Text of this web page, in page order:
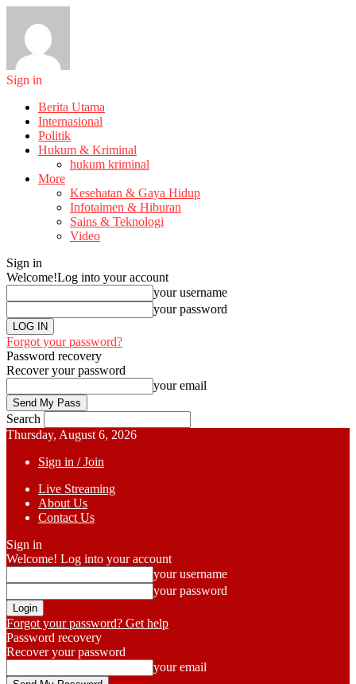
Sign in
Berita Utama
Internasional
Politik
Hukum & Kriminal
hukum kriminal
More
Kesehatan & Gaya Hidup
Infotaimen & Hiburan
Sains & Teknologi
Video
Sign in
Welcome!Log into your account
your username
your password
Forgot your password?
Password recovery
Recover your password
your email
Search
Thursday, August 6, 2026
Sign in / Join
Live Streaming
About Us
Contact Us
Sign in
Welcome! Log into your account
your username
your password
Forgot your password? Get help
Password recovery
Recover your password
your email